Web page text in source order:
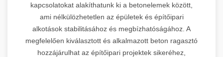
kapcsolatokat alakíthatunk ki a betonelemek között,
ami nélkülözhetetlen az épületek és építőipari
alkotások stabilitásához és megbízhatóságához. A
megfelelően kiválasztott és alkalmazott beton ragasztó
hozzájárulhat az építőipari projektek sikeréhez,